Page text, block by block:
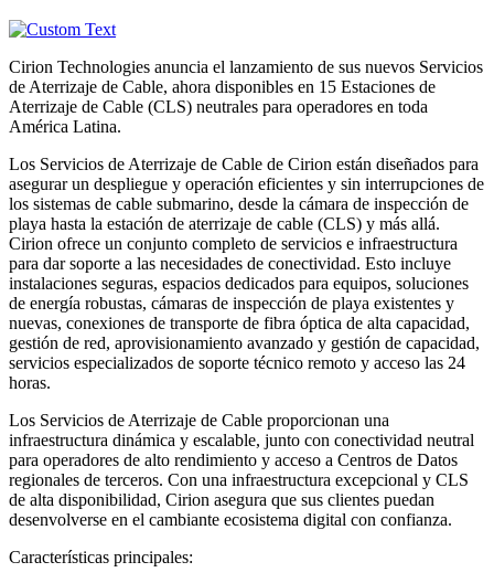
Cirion Technologies anuncia el lanzamiento de sus nuevos Servicios
de Aterrizaje de Cable, ahora disponibles en 15 Estaciones de
Aterrizaje de Cable (CLS) neutrales para operadores en toda
América Latina.
Los Servicios de Aterrizaje de Cable de Cirion están diseñados para
asegurar un despliegue y operación eficientes y sin interrupciones de
los sistemas de cable submarino, desde la cámara de inspección de
playa hasta la estación de aterrizaje de cable (CLS) y más allá.
Cirion ofrece un conjunto completo de servicios e infraestructura
para dar soporte a las necesidades de conectividad. Esto incluye
instalaciones seguras, espacios dedicados para equipos, soluciones
de energía robustas, cámaras de inspección de playa existentes y
nuevas, conexiones de transporte de fibra óptica de alta capacidad,
gestión de red, aprovisionamiento avanzado y gestión de capacidad,
servicios especializados de soporte técnico remoto y acceso las 24
horas.
Los Servicios de Aterrizaje de Cable proporcionan una
infraestructura dinámica y escalable, junto con conectividad neutral
para operadores de alto rendimiento y acceso a Centros de Datos
regionales de terceros. Con una infraestructura excepcional y CLS
de alta disponibilidad, Cirion asegura que sus clientes puedan
desenvolverse en el cambiante ecosistema digital con confianza.
Características principales: